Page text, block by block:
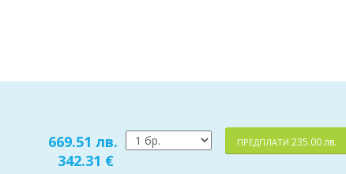
669.51 лв.
342.31 €
ПРЕДПЛАТИ235.00 лв.